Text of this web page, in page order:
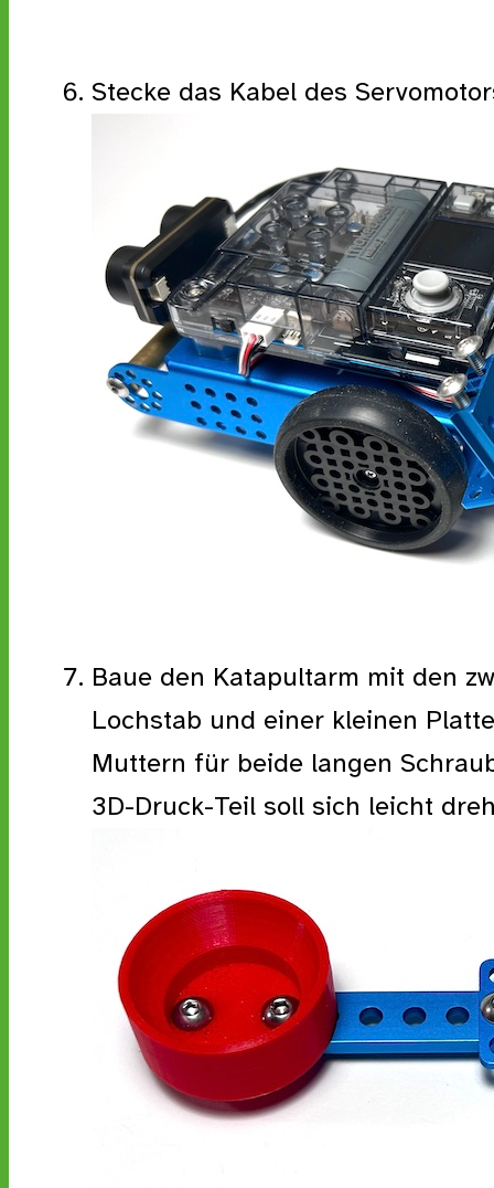
Stecke das Kabel des
Baue den Katapultarm mit den
Lochstab und einer kleinen
Muttern für beide langen
3D-Druck-Teil soll sich leicht